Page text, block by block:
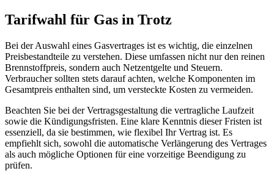
Tarifwahl für Gas in Trotz
Bei der Auswahl eines Gasvertrages ist es wichtig, die einzelnen
Preisbestandteile zu verstehen. Diese umfassen nicht nur den reinen
Brennstoffpreis, sondern auch Netzentgelte und Steuern.
Verbraucher sollten stets darauf achten, welche Komponenten im
Gesamtpreis enthalten sind, um versteckte Kosten zu vermeiden.
Beachten Sie bei der Vertragsgestaltung die vertragliche Laufzeit
sowie die Kündigungsfristen. Eine klare Kenntnis dieser Fristen ist
essenziell, da sie bestimmen, wie flexibel Ihr Vertrag ist. Es
empfiehlt sich, sowohl die automatische Verlängerung des Vertrages
als auch mögliche Optionen für eine vorzeitige Beendigung zu
prüfen.